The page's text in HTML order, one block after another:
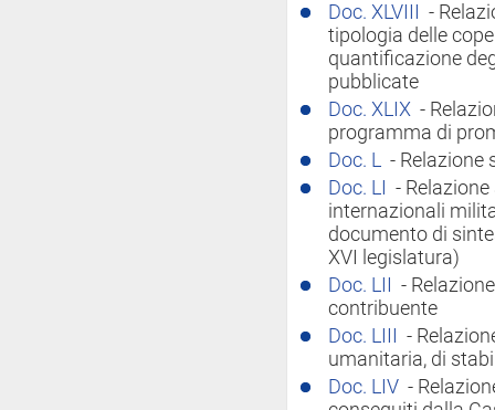
Doc. XLVIII
-
tipologia delle
quantificazione
pubblicate
Doc. XLIX -
programma di
Doc. L - Relazione
Doc. LI
-
internazionali
documento di
XVI legislatura)
Doc. LII
-
contribuente
Doc. LIII
-
umanitaria, di
Doc. LIV -